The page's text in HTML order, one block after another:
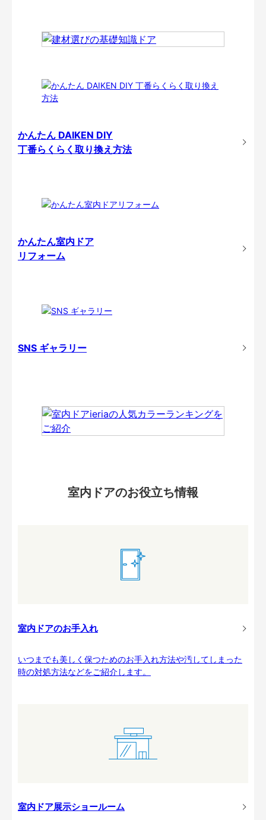
かんたん DAIKEN DIY
丁番らくらく取り換え方法
かんたん室内ドア
リフォーム
SNS ギャラリー
室内ドアのお役立ち情報
室内ドアのお手入れ
いつまでも美しく保つためのお手入れ方法や汚してしまった
時の対処方法などをご紹介します。
室内ドア展示ショールーム